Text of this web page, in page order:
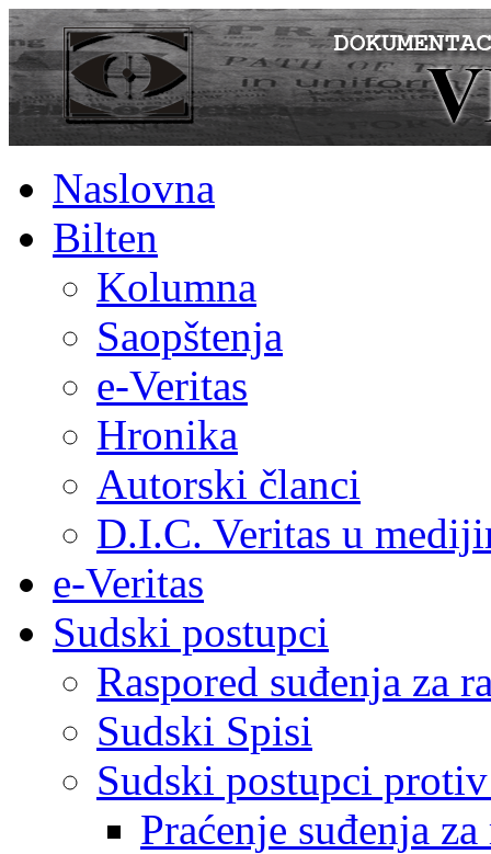
Naslovna
Bilten
Kolumna
Saopštenja
e-Veritas
Hronika
Autorski članci
D.I.C. Veritas u
e-Veritas
Sudski postupci
Raspored suđenja za
Sudski Spisi
Sudski postupci
Praćenje suđenja